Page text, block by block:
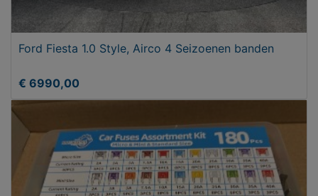
Ford Fiesta 1.0 Style, Airco 4 Seizoenen banden
€ 6990,00